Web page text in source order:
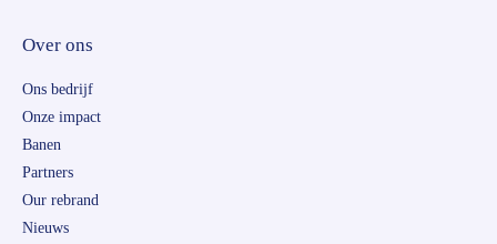
Over ons
Ons bedrijf
Onze impact
Banen
Partners
Our rebrand
Nieuws